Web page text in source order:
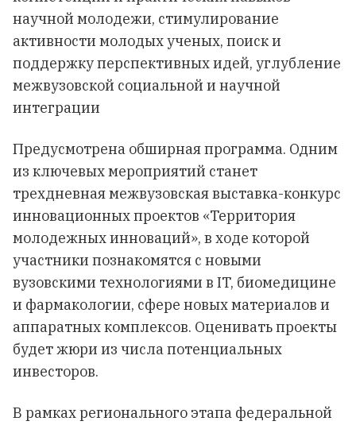
научной молодежи, стимулирование
активности молодых ученых, поиск и
поддержку перспективных идей, углубление
межвузовской социальной и научной
интеграции
Предусмотрена обширная программа. Одним
из ключевых мероприятий станет
трехдневная межвузовская выставка-конкурс
инновационных проектов «Территория
молодежных инноваций», в ходе которой
участники познакомятся с новыми
вузовскими технологиями в IT, биомедицине
и фармакологии, сфере новых материалов и
аппаратных комплексов. Оценивать проекты
будет жюри из числа потенциальных
инвесторов.
В рамках регионального этапа федеральной